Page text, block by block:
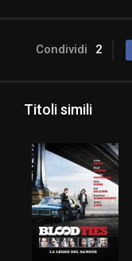
Condividi 2
Titoli simili